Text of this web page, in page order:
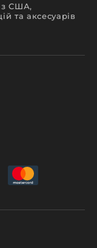
з США,
та аксесуарів